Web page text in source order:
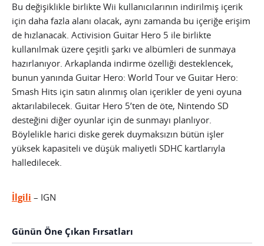
Bu değişiklikle birlikte Wii kullanıcılarının indirilmiş içerik
için daha fazla alanı olacak, aynı zamanda bu içeriğe erişim
de hızlanacak. Activision Guitar Hero 5 ile birlikte
kullanılmak üzere çeşitli şarkı ve albümleri de sunmaya
hazırlanıyor. Arkaplanda indirme özelliği desteklencek,
bunun yanında Guitar Hero: World Tour ve Guitar Hero:
Smash Hits için satın alınmış olan içerikler de yeni oyuna
aktarılabilecek. Guitar Hero 5’ten de öte, Nintendo SD
desteğini diğer oyunlar için de sunmayı planlıyor.
Böylelikle harici diske gerek duymaksızın bütün işler
yüksek kapasiteli ve düşük maliyetli SDHC kartlarıyla
halledilecek.
İlgili – IGN
Günün Öne Çıkan Fırsatları